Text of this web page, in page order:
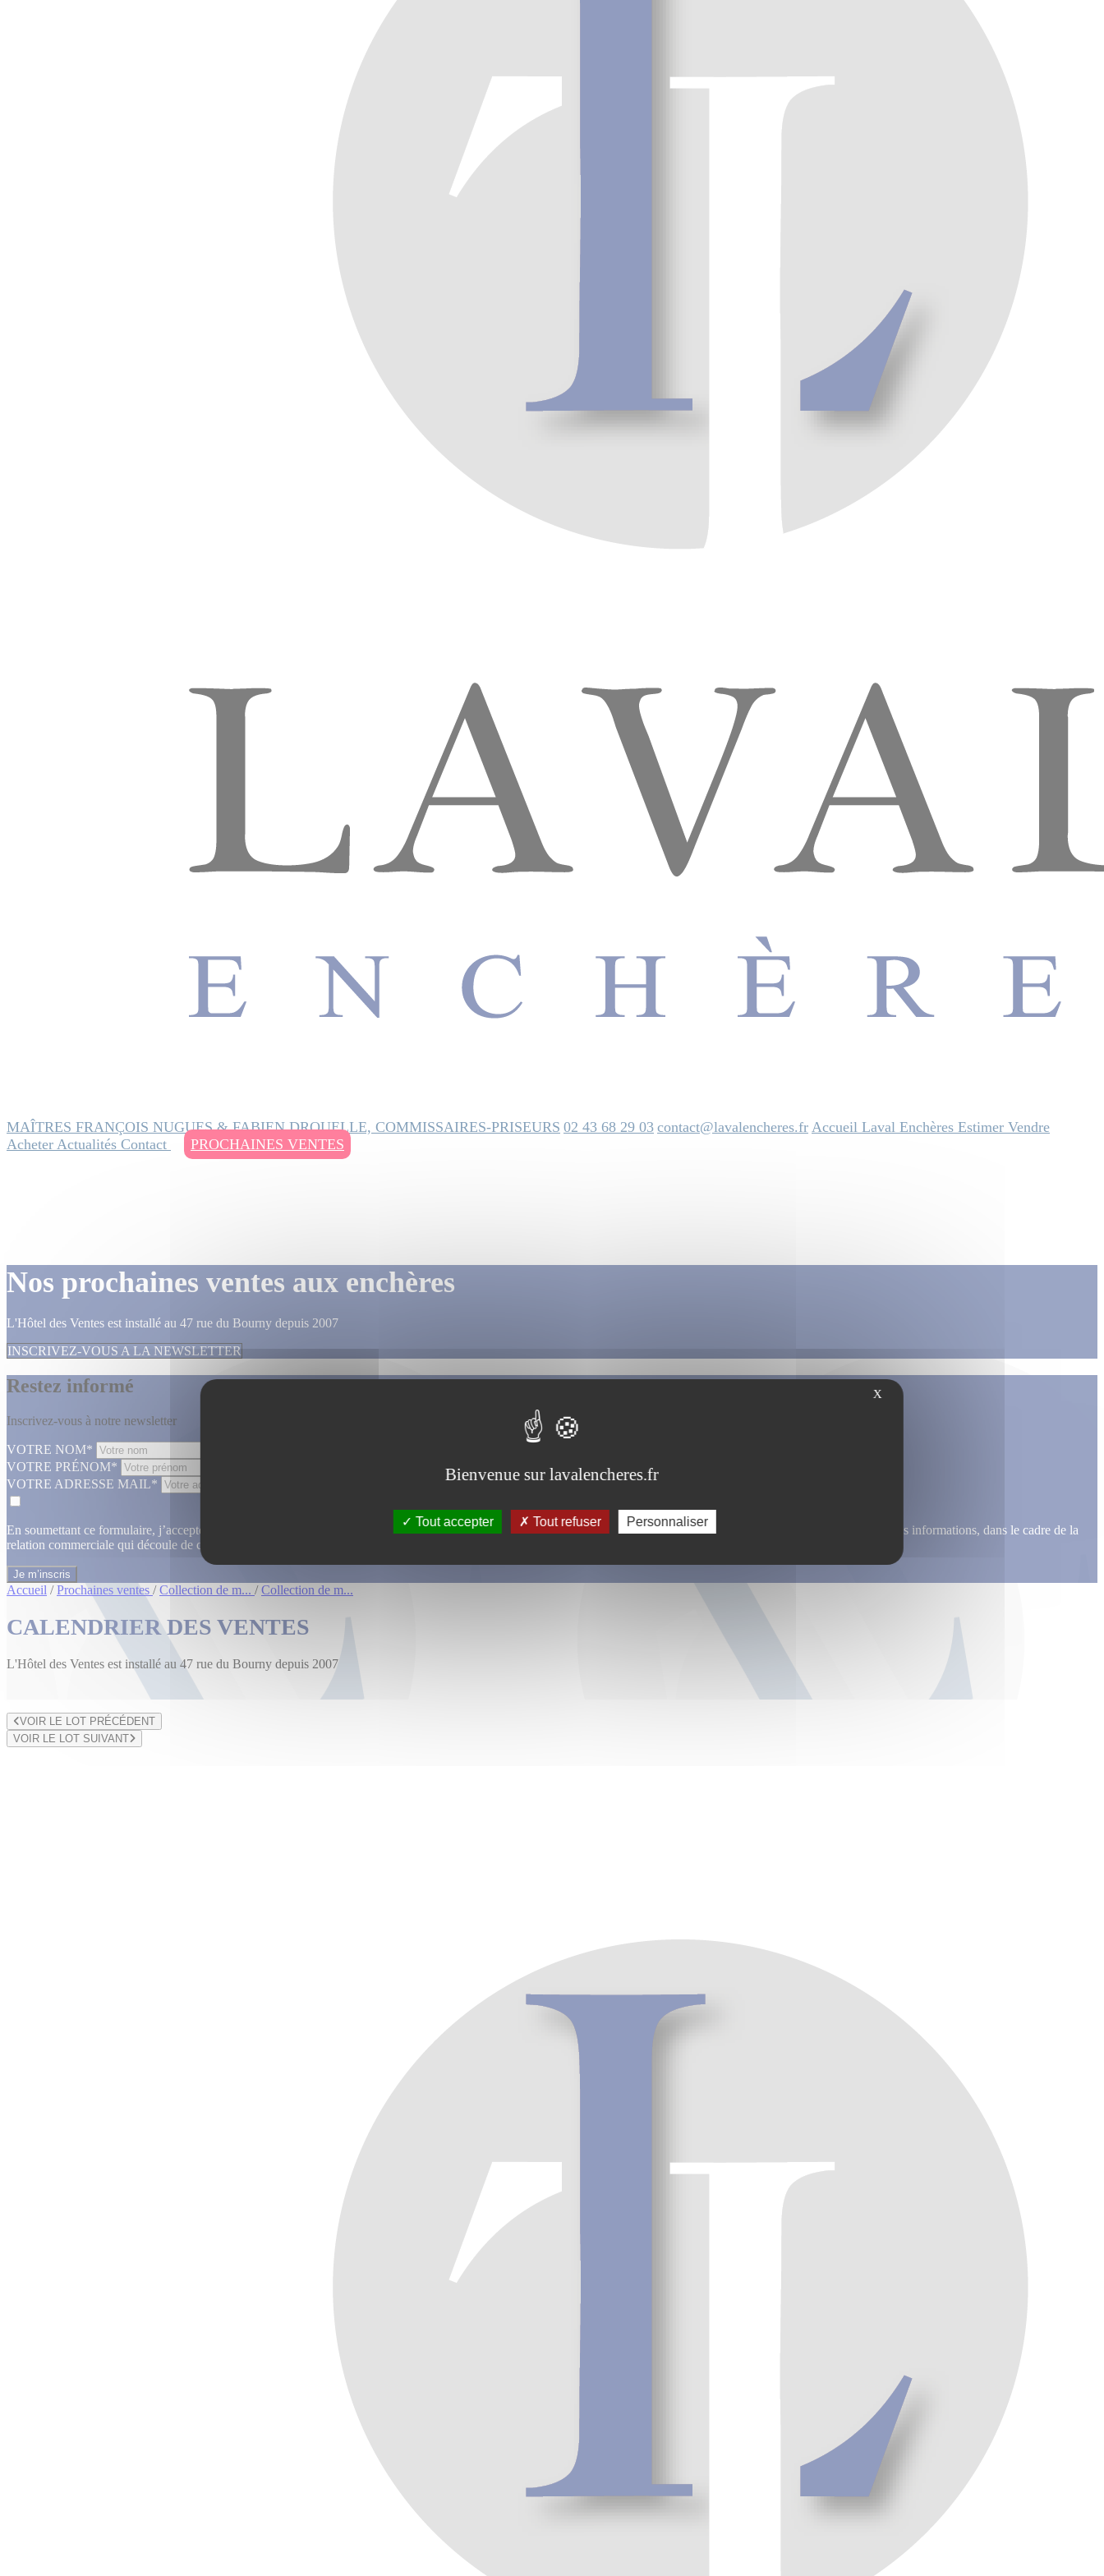
MAÎTRES FRANÇOIS NUGUES & FABIEN DROUELLE, COMMISSAIRES-PRISEURS 02 43 68 29 03 contact@lavalencheres.fr Accueil Laval Enchères Estimer Vendre
Acheter Actualités Contact PROCHAINES VENTES
Nos prochaines ventes aux enchères
L'Hôtel des Ventes est installé au 47 rue du Bourny depuis 2007
INSCRIVEZ-VOUS A LA NEWSLETTER
Restez informé
Inscrivez-vous à notre newsletter
VOTRE NOM*
VOTRE PRÉNOM*
VOTRE ADRESSE MAIL*
En soumettant ce formulaire, j’accepte que les informations saisies dans ce formulaire soient utilisées, exploitées, traitées pour permettre de me recontacter, pour m’envoyer des informations, dans le cadre de la
relation commerciale qui découle de cette demande.
Accueil / Prochaines ventes / Collection de m... / Collection de m...
CALENDRIER DES VENTES
L'Hôtel des Ventes est installé au 47 rue du Bourny depuis 2007
VOIR LE LOT PRÉCÉDENT
VOIR LE LOT SUIVANT
X
Bienvenue sur lavalencheres.fr
Tout accepter Tout refuser Personnaliser